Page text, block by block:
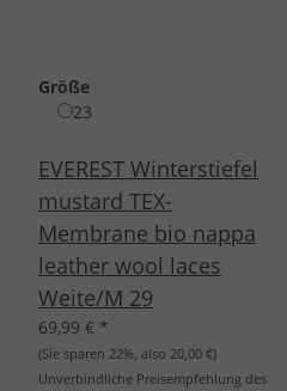
Größe
23
EVEREST Winterstiefel
mustard TEX-
Membrane bio nappa
leather wool laces
Weite/M 29
69,99 € *
(Sie sparen 22%, also 20,00 €)
Unverbindliche Preisempfehlung des